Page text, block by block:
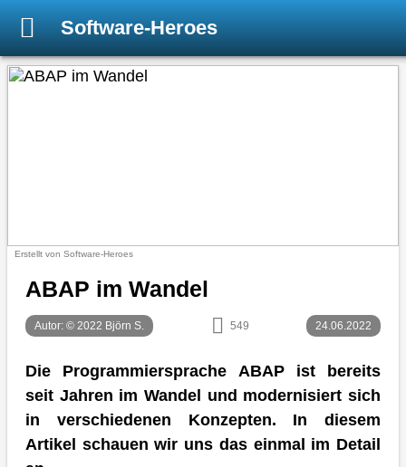
Software-Heroes
Erstellt von Software-Heroes
ABAP im Wandel
Autor: © 2022 Björn S. 549 24.06.2022
Die Programmiersprache ABAP ist bereits
seit Jahren im Wandel und modernisiert sich
in verschiedenen Konzepten. In diesem
Artikel schauen wir uns das einmal im Detail